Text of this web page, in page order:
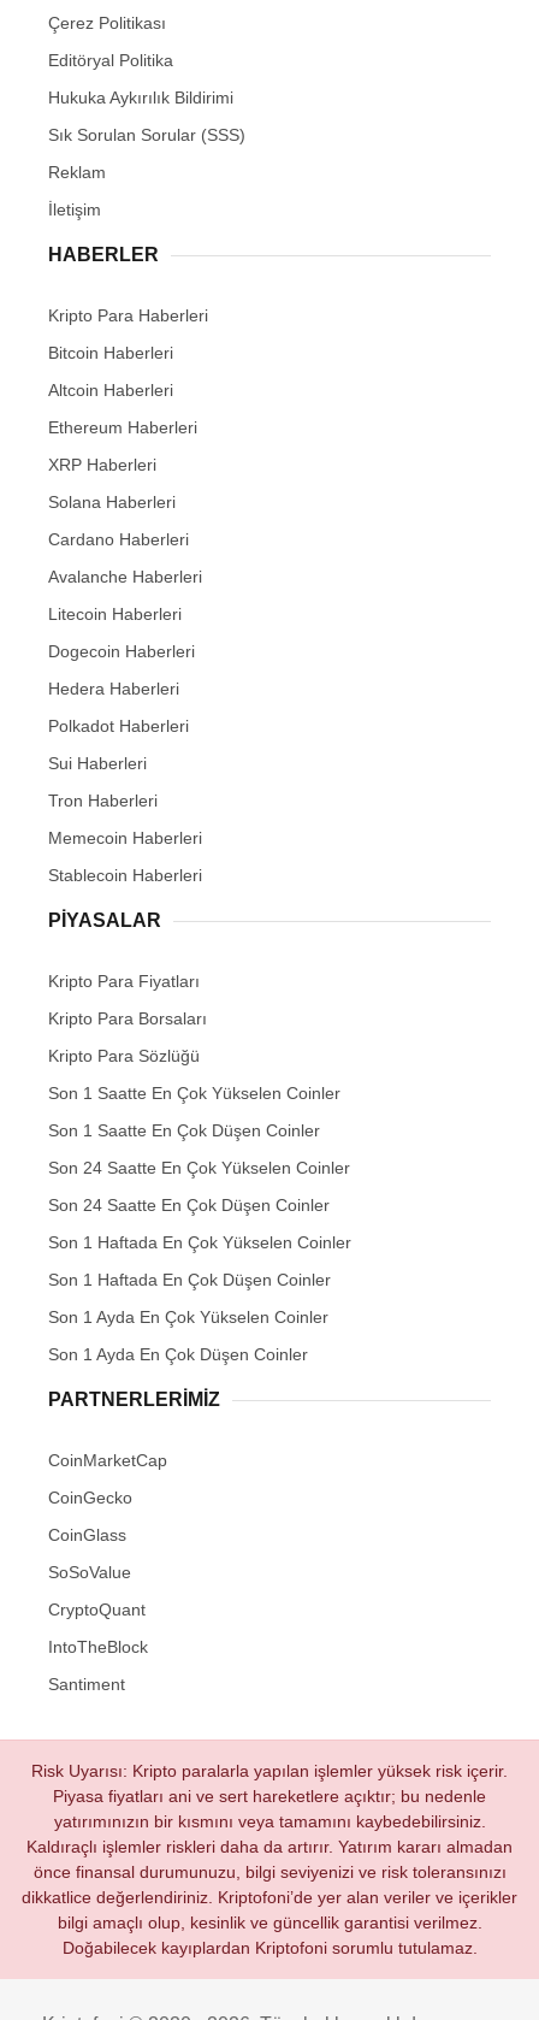
Çerez Politikası
Editöryal Politika
Hukuka Aykırılık Bildirimi
Sık Sorulan Sorular (SSS)
Reklam
İletişim
HABERLER
Kripto Para Haberleri
Bitcoin Haberleri
Altcoin Haberleri
Ethereum Haberleri
XRP Haberleri
Solana Haberleri
Cardano Haberleri
Avalanche Haberleri
Litecoin Haberleri
Dogecoin Haberleri
Hedera Haberleri
Polkadot Haberleri
Sui Haberleri
Tron Haberleri
Memecoin Haberleri
Stablecoin Haberleri
PIYASALAR
Kripto Para Fiyatları
Kripto Para Borsaları
Kripto Para Sözlüğü
Son 1 Saatte En Çok Yükselen Coinler
Son 1 Saatte En Çok Düşen Coinler
Son 24 Saatte En Çok Yükselen Coinler
Son 24 Saatte En Çok Düşen Coinler
Son 1 Haftada En Çok Yükselen Coinler
Son 1 Haftada En Çok Düşen Coinler
Son 1 Ayda En Çok Yükselen Coinler
Son 1 Ayda En Çok Düşen Coinler
PARTNERLERIMIZ
CoinMarketCap
CoinGecko
CoinGlass
SoSoValue
CryptoQuant
IntoTheBlock
Santiment
Risk Uyarısı: Kripto paralarla yapılan işlemler yüksek risk içerir.
Piyasa fiyatları ani ve sert hareketlere açıktır; bu nedenle
yatırımınızın bir kısmını veya tamamını kaybedebilirsiniz.
Kaldıraçlı işlemler riskleri daha da artırır. Yatırım kararı almadan
önce finansal durumunuzu, bilgi seviyenizi ve risk toleransınızı
dikkatlice değerlendiriniz. Kriptofoni’de yer alan veriler ve içerikler
bilgi amaçlı olup, kesinlik ve güncellik garantisi verilmez.
Doğabilecek kayıplardan Kriptofoni sorumlu tutulamaz.